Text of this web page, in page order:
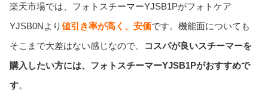
楽天市場では、フォトスチーマーYJSB1Pがフォトケア
YJSB0Nより値引き率が高く、安価です。機能面についても
そこまで大差はない感じなので、
コスパが良いスチーマーを
購入したい方には、フォトスチーマーYJSB1Pがおすすめで
す。